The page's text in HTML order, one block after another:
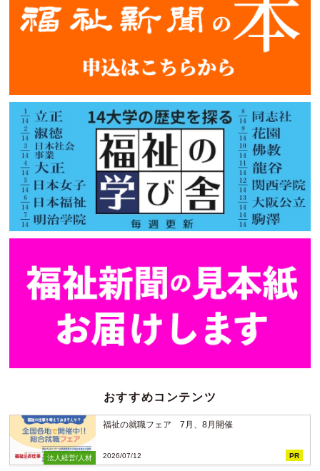
おすすめコンテンツ
法人経営/人材
福祉の就職フェア 7月、8月開催
2026/07/12 PR